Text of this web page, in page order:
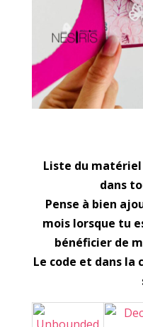
Liste du matériel
dans
Pense à bien
mois lorsque tu
bénéficier de
Le code et dans la